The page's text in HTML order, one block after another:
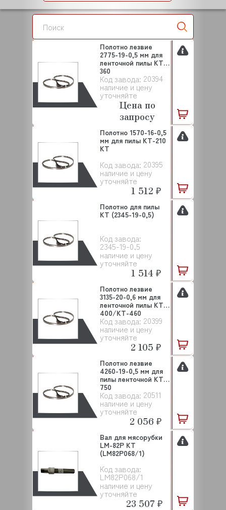
Код завода: 20394
наличие и цену
уточняйте
Полотно лезвие
2775-19-0,5 мм для
ленточной пилы KT-
360
Цена по
запросу
Код завода: 20395
наличие и цену
уточняйте
Полотно 1570-16-0,5
мм для пилы KT-210
KT
1 512 ₽
Код завода:
2345-19-0,5
наличие и цену
уточняйте
Полотно для пилы
KT (2345-19-0,5)
1 514 ₽
Код завода: 20399
наличие и цену
уточняйте
Полотно лезвие
3135-20-0,6 мм для
ленточной пилы KT-
400/KT-460
2 105 ₽
Код завода: 20511
наличие и цену
уточняйте
Полотно лезвие
4260-19-0,5 мм для
пилы ленточной KT-
750
2 056 ₽
Код завода:
LM82P068/1
наличие и цену
уточняйте
Вал для мясорубки
LM-82P KT
(LM82P068/1)
23 507 ₽